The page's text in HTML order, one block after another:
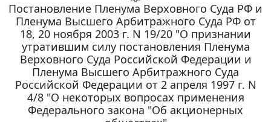
Постановление Пленума Верховного Суда РФ и
Пленума Высшего Арбитражного Суда РФ от
18, 20 ноября 2003 г. N 19/20 "О признании
утратившим силу постановления Пленума
Верховного Суда Российской Федерации и
Пленума Высшего Арбитражного Суда
Российской Федерации от 2 апреля 1997 г. N
4/8 "О некоторых вопросах применения
Федерального закона "Об акционерных